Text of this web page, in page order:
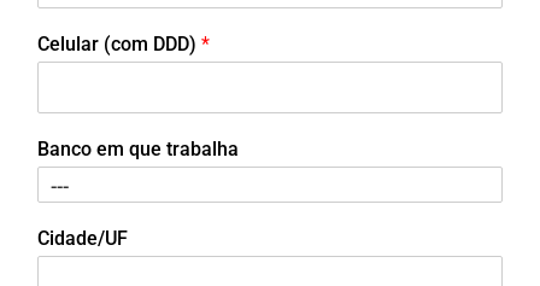
Celular (com DDD) *
Banco em que trabalha
Cidade/UF